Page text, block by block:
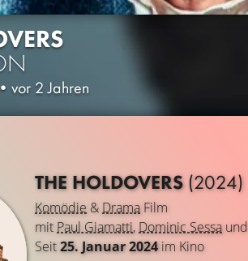
• vor 2 Jahren
THE HOLDOVERS(2024)
Komödie & DramaFilm
mit Paul Giamatti, Dominic Sessaund
Seit25. Januar 2024im Kino